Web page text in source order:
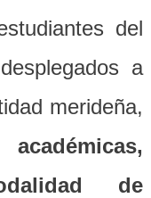
del
s a
merideña,
académicas,
de